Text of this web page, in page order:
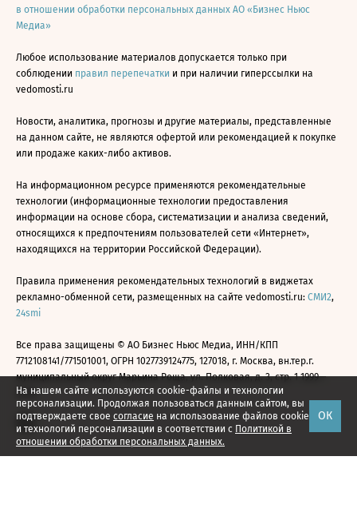
На нашем сайте используются cookie-файлы и технологии
персонализации. Продолжая пользоваться данным сайтом, вы
подтверждаете свое согласие на использование файлов cookie
и технологий персонализации в соответствии с Политикой в
отношении обработки персональных данных.
ОК
в отношении обработки персональных данных АО «Бизнес Ньюс
Медиа»
Любое использование материалов допускается только при
соблюдении правил перепечатки и при наличии гиперссылки на
vedomosti.ru
Новости, аналитика, прогнозы и другие материалы, представленные
на данном сайте, не являются офертой или рекомендацией к покупке
или продаже каких-либо активов.
На информационном ресурсе применяются рекомендательные
технологии (информационные технологии предоставления
информации на основе сбора, систематизации и анализа сведений,
относящихся к предпочтениям пользователей сети «Интернет»,
находящихся на территории Российской Федерации).
Правила применения рекомендательных технологий в виджетах
рекламно-обменной сети, размещенных на сайте vedomosti.ru: СМИ2,
24smi
Все права защищены © АО Бизнес Ньюс Медиа, ИНН/КПП
7712108141/771501001, ОГРН 1027739124775, 127018, г. Москва, вн.тер.г.
муниципальный округ Марьина Роща, ул. Полковая, д. 3, стр. 1 1999—
2026